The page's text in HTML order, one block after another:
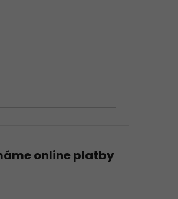
online platby